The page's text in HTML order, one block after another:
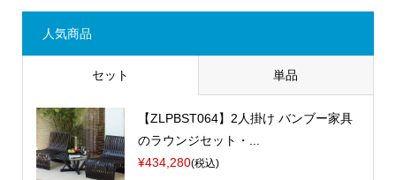
人気商品
セット 単品
【ZLPBST064】2人掛け バンブー家具
のラウンジセット・...
¥434,280(税込)